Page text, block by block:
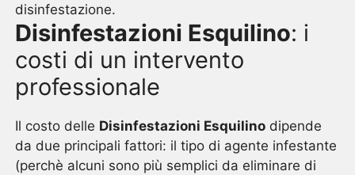
disinfestazione.
Disinfestazioni Esquilino: i
costi di un intervento
professionale
Il costo delle Disinfestazioni Esquilino dipende
da due principali fattori: il tipo di agente infestante
(perchè alcuni sono più semplici da eliminare di